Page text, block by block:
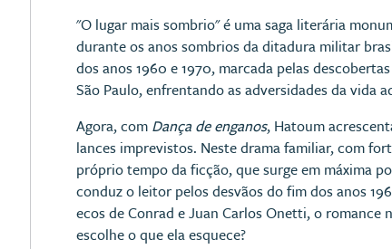
"O lugar mais sombrio" é uma saga literária
durante os anos sombrios da ditadura militar
dos anos 1960 e 1970, marcada pelas
São Paulo, enfrentando as adversidades da vida
Agora, com Dança de enganos, Hatoum
lances imprevistos. Neste drama familiar, com
próprio tempo da ficção, que surge em máxima
conduz o leitor pelos desvãos do fim dos anos
ecos de Conrad e Juan Carlos Onetti, o
escolhe o que ela esquece?